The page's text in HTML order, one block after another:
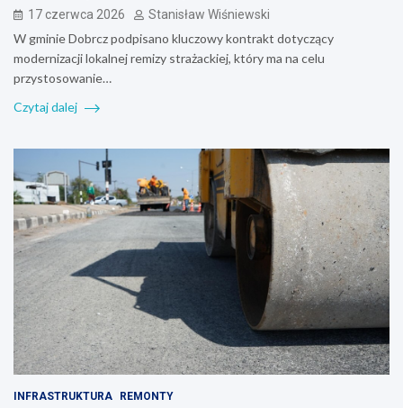
17 czerwca 2026 Stanisław Wiśniewski
W gminie Dobrcz podpisano kluczowy kontrakt dotyczący
modernizacji lokalnej remizy strażackiej, który ma na celu
przystosowanie…
Czytaj dalej
INFRASTRUKTURA REMONTY